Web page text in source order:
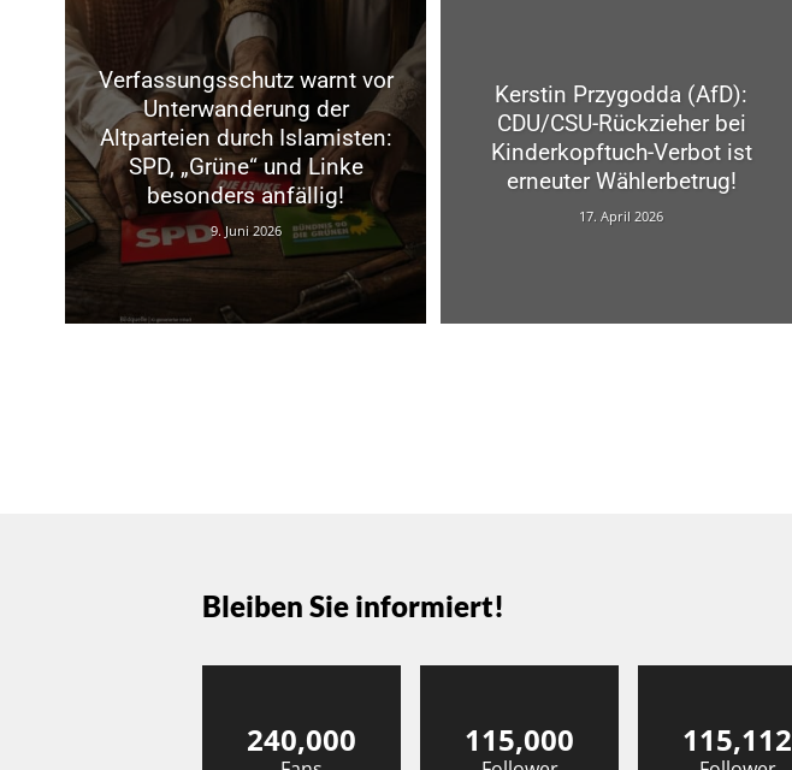
Verfassungsschutz warnt vor
Unterwanderung der
Altparteien durch Islamisten:
SPD, „Grüne“ und Linke
besonders anfällig!
9. Juni 2026
Kerstin Przygodda (AfD):
CDU/CSU-Rückzieher bei
Kinderkopftuch-Verbot ist
erneuter Wählerbetrug!
17. April 2026
Bleiben Sie informiert!
240,000 115,000 115,112